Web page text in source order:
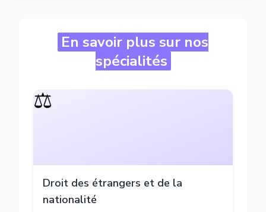
En savoir plus sur nos
spécialités
⚖️
Droit des étrangers et de la
nationalité